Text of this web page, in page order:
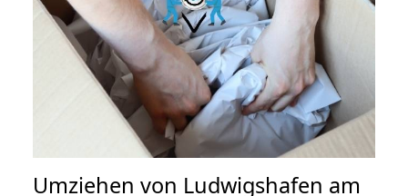
Umziehen von Ludwigshafen am